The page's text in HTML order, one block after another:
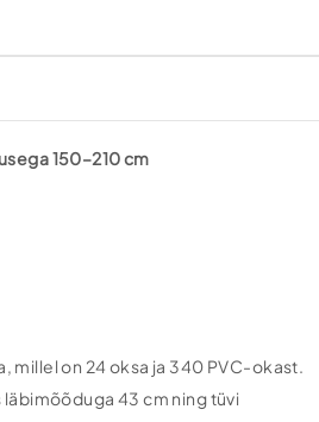
150–210 cm
millel on 24 oksa ja 340 PVC-okast.
43 cm ning tüvi